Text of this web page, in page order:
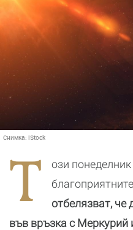
Снимка: iStock
Т
ози
отбелязват, че
във връзка с Меркурий